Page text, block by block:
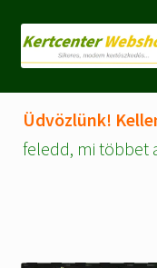
Ugrás
Kilépés
Rólunk
Fiókom/regisztráció
Üdvözlünk!
feledd, mi többet